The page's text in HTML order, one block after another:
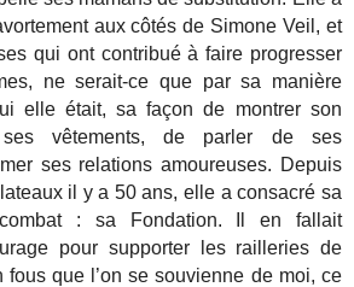
aux côtés de Simone Veil, et
qui ont contribué à faire progresser
ne serait-ce que par sa manière
elle était, sa façon de montrer son
vêtements, de parler de ses
ses relations amoureuses. Depuis
il y a 50 ans, elle a consacré sa
: sa Fondation. Il en fallait
pour supporter les railleries de
fous que l’on se souvienne de moi, ce